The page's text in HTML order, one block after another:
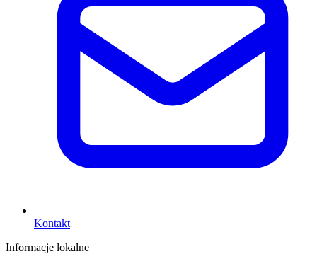
Kontakt
Informacje lokalne